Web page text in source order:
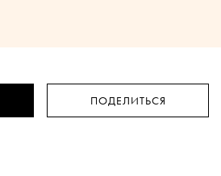
ПОДЕЛИТЬСЯ